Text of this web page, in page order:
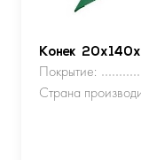
Конек
Покрытие:
Страна